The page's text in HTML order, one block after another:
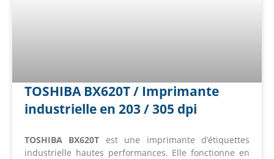
TOSHIBA BX620T / Imprimante
industrielle en 203 / 305 dpi
TOSHIBA BX620T est une imprimante d’étiquettes
industrielle hautes performances. Elle fonctionne en